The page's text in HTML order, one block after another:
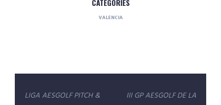
CATEGORIES
VALENCIA
Navegación
LIGA AESGOLF PITCH &
III GP AESGOLF DE LA